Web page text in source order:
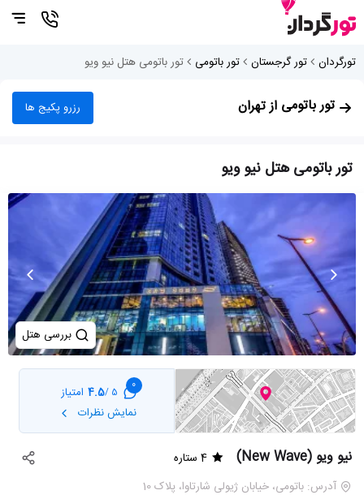
تورگردان تور گرجستان تور باتومی تور باتومی هتل نیو ویو
تور باتومی از تهران رزرو پکیج ها
تور باتومی هتل نیو ویو
بررسی هتل
0
5 /
4.5 امتیاز
نمایش نظرات
نیو ویو (New Wave)
4 ستاره
آدرس: باتومی، خیابان ژیولی شارتاوا، پلاک 10